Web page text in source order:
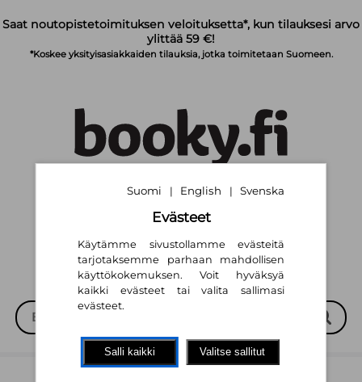
Saat noutopistetoimituksen veloituksetta*, kun tilauksesi arvo
ylittää 59 €!
*Koskee yksityisasiakkaiden tilauksia, jotka toimitetaan Suomeen.
Suomi | English | Svenska
Suomi | English | Svenska
Evästeet
Käytämme sivustollamme evästeitä
tarjotaksemme parhaan mahdollisen
käyttökokemuksen. Voit hyväksyä
kaikki evästeet tai valita sallimasi
evästeet.
Salli kaikki Valitse sallitut